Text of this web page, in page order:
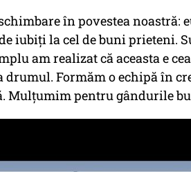
în povestea noastră:
iubiți la cel de buni prieteni.
am realizat că aceasta e
drumul. Formăm o echipă în
Mulțumim pentru gândurile